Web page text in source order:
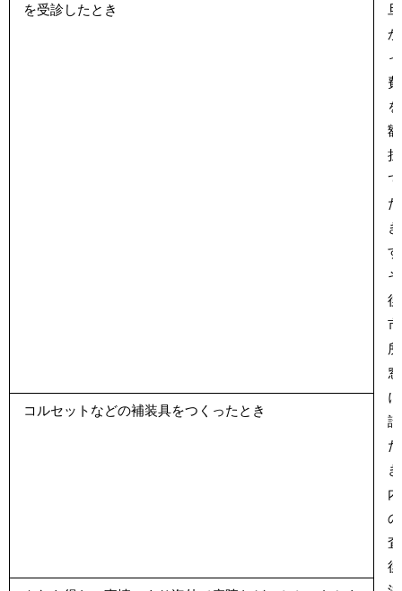
を受診したとき
査
コルセットなどの補装具をつくったとき